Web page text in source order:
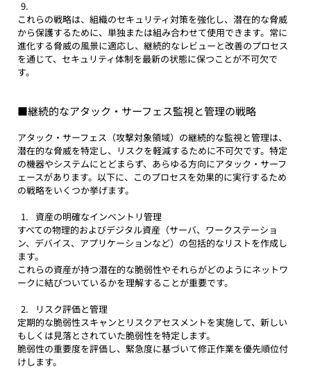
これらの戦略は、組織のセキュリティ対策を強化し、潜在的な脅威
から保護するために、単独または組み合わせて使用できます。常に
進化する脅威の風景に適応し、継続的なレビューと改善のプロセス
を通じて、セキュリティ体制を最新の状態に保つことが不可欠で
す。
■継続的なアタック・サーフェス監視と管理の戦略
アタック・サーフェス（攻撃対象領域）の継続的な監視と管理は、
潜在的な脅威を特定し、リスクを軽減するために不可欠です。特定
の機器やシステムにとどまらず、あらゆる方向にアタック・サーフ
ェースがあります。以下に、このプロセスを効果的に実行するため
の戦略をいくつか挙げます。
資産の明確なインベントリ管理
すべての物理的およびデジタル資産（サーバ、ワークステーショ
ン、デバイス、アプリケーションなど）の包括的なリストを作成し
ます。
これらの資産が持つ潜在的な脆弱性やそれらがどのようにネットワ
ークに結びついているかを理解することが重要です。
リスク評価と管理
定期的な脆弱性スキャンとリスクアセスメントを実施して、新しい
もしくは見落とされていた脆弱性を特定します。
脆弱性の重要度を評価し、緊急度に基づいて修正作業を優先順位付
けします。